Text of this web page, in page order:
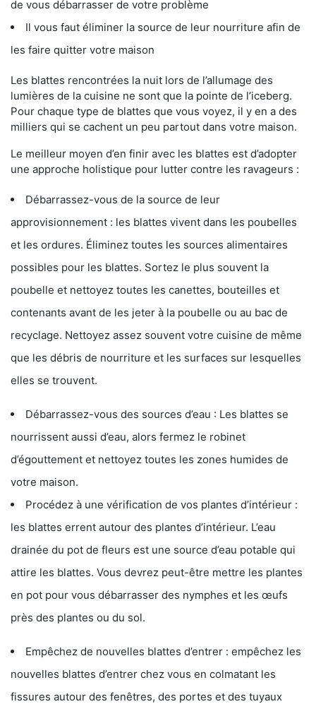
de vous débarrasser de votre problème
Il vous faut éliminer la source de leur nourriture afin de
les faire quitter votre maison
Les blattes rencontrées la nuit lors de l’allumage des
lumières de la cuisine ne sont que la pointe de l’iceberg.
Pour chaque type de blattes que vous voyez, il y en a des
milliers qui se cachent un peu partout dans votre maison.
Le meilleur moyen d’en finir avec les blattes est d’adopter
une approche holistique pour lutter contre les ravageurs :
Débarrassez-vous de la source de leur
approvisionnement : les blattes vivent dans les poubelles
et les ordures. Éliminez toutes les sources alimentaires
possibles pour les blattes. Sortez le plus souvent la
poubelle et nettoyez toutes les canettes, bouteilles et
contenants avant de les jeter à la poubelle ou au bac de
recyclage. Nettoyez assez souvent votre cuisine de même
que les débris de nourriture et les surfaces sur lesquelles
elles se trouvent.
Débarrassez-vous des sources d’eau : Les blattes se
nourrissent aussi d’eau, alors fermez le robinet
d’égouttement et nettoyez toutes les zones humides de
votre maison.
Procédez à une vérification de vos plantes d’intérieur :
les blattes errent autour des plantes d’intérieur. L’eau
drainée du pot de fleurs est une source d’eau potable qui
attire les blattes. Vous devrez peut-être mettre les plantes
en pot pour vous débarrasser des nymphes et les œufs
près des plantes ou du sol.
Empêchez de nouvelles blattes d’entrer : empêchez les
nouvelles blattes d’entrer chez vous en colmatant les
fissures autour des fenêtres, des portes et des tuyaux